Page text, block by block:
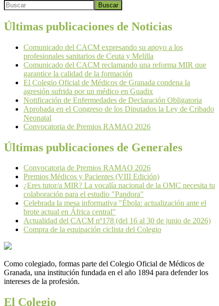
Buscar
Últimas publicaciones de Noticias
Comunicado del CACM expresando su apoyo a los
profesionales sanitarios de Ceuta y Melilla
Comunicado del CACM reclamando una reforma MIR que
garantice la calidad de la formación
El Colegio Oficial de Médicos de Granada condena la
agresión sufrida por un médico en Guadix
Notificación de Enfermedades de Declaración Obligatoria
Aprobada en el Congreso de los Diputados la Ley de Cribado
Neonatal
Convocatoria de Premios RAMAO 2026
Últimas publicaciones de Generales
Convocatoria de Premios RAMAO 2026
Premios Médicos y Pacientes (VIII Edición)
¿Eres tutor/a MIR? La vocalía nacional de la OMC necesita tu
colaboración para el estudio "Pandora"
Celebrada la mesa informativa "Ébola: actualización ante el
brote actual en África central"
Actualidad del CACM nº178 (del 16 al 30 de junio de 2026)
Compra de la equipación ciclista del Colegio
Como colegiado, formas parte del Colegio Oficial de Médicos de
Granada, una institución fundada en el año 1894 para defender los
intereses de la profesión.
El Colegio